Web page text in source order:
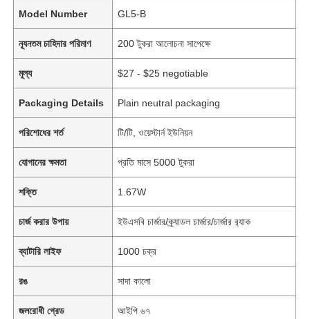
Model Number GL5-B
ন্যূনতম চাহিদার পরিমাণ 200 টুকরা আলোচনা সাপেক্ষে
মূল্য $27 - $25 negotiable
Packaging Details Plain neutral packaging
পরিশোধের শর্ত টি/টি, ওয়েস্টার্ন ইউনিয়ন
যোগানের ক্ষমতা প্রতি মাসে 5000 টুকরা
শক্তি 1.67W
চার্জ করার উপায় ইউএসবি চার্জার/ক্র্যাডল চার্জার/চার্জার র‌্যাক
ব্যাটারি লাইফ 1000 চক্র
রঙ সাদা কালো
জলরোধী গ্রেড আইপি ৬৭